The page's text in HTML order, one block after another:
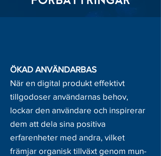
ÖKAD ANVÄNDARBAS
När en digital produkt effektivt
tillgodoser användarnas behov,
lockar den användare och inspirerar
dem att dela sina positiva
erfarenheter med andra, vilket
främjar organisk tillväxt genom mun-